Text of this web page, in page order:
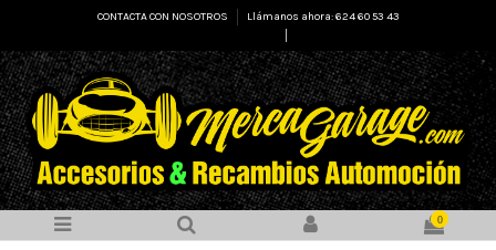
CONTACTA CON NOSOTROS
Llámanos ahora: 624 60 53 43
0